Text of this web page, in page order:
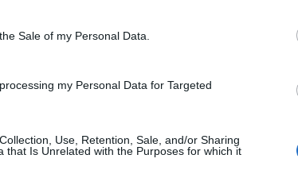
Sale of my Personal Data.
my Personal Data for Targeted
Use, Retention, Sale, and/or Sharing
that Is Unrelated with the Purposes for which it